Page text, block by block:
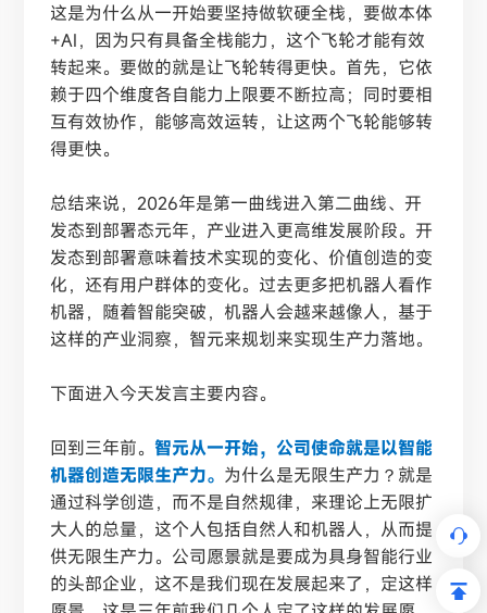
这是为什么从一开始要坚持做软硬全栈，要做本体
+AI，因为只有具备全栈能力，这个飞轮才能有效
转起来。要做的就是让飞轮转得更快。首先，它依
赖于四个维度各自能力上限要不断拉高；同时要相
互有效协作，能够高效运转，让这两个飞轮能够转
得更快。
总结来说，2026年是第一曲线进入第二曲线、开
发态到部署态元年，产业进入更高维发展阶段。开
发态到部署意味着技术实现的变化、价值创造的变
化，还有用户群体的变化。过去更多把机器人看作
机器，随着智能突破，机器人会越来越像人，基于
这样的产业洞察，智元来规划来实现生产力落地。
下面进入今天发言主要内容。
回到三年前。智元从一开始，公司使命就是以智能
机器创造无限生产力。 为什么是无限生产力？就是
通过科学创造，而不是自然规律，来理论上无限扩
大人的总量，这个人包括自然人和机器人，从而提
供无限生产力。公司愿景就是要成为具身智能行业
的头部企业，这不是我们现在发展起来了，定这样